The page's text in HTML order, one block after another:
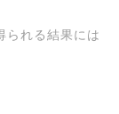
られる結果には